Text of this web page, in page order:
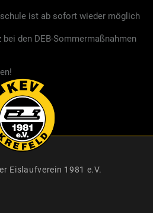
ist ab sofort wieder möglich
den DEB-Sommermaßnahmen
Kompalla
Eislaufverein 1981 e.V.